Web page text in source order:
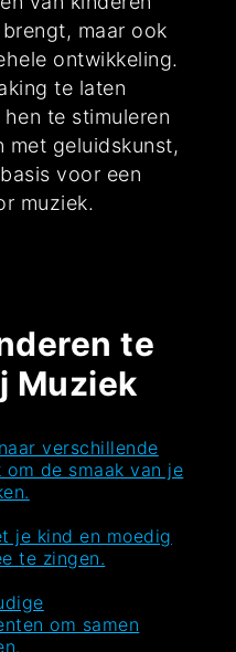
maar ook
ontwikkeling.
te laten
te stimuleren
met geluidskunst,
voor een
muziek.
te
Muziek
verschillende
om de smaak van je
je kind en moedig
te zingen.
om samen